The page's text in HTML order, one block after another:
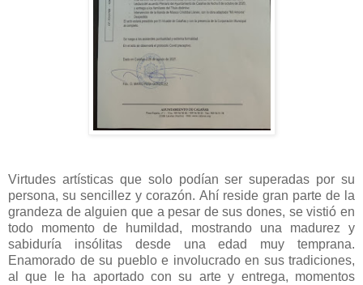
Virtudes artísticas que solo podían ser superadas por su
persona, su sencillez y corazón. Ahí reside gran parte de la
grandeza de alguien que a pesar de sus dones, se vistió en
todo momento de humildad, mostrando una madurez y
sabiduría insólitas desde una edad muy temprana.
Enamorado de su pueblo e involucrado en sus tradiciones,
al que le ha aportado con su arte y entrega, momentos